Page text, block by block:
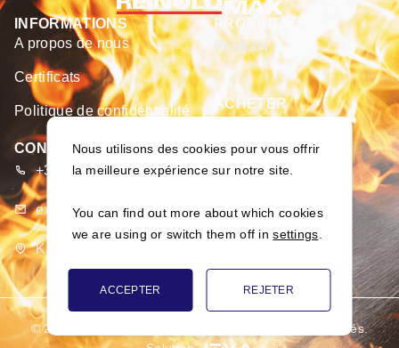
CONTACTS
+370 373 93 666
export@merseta.lt
K. Dulksnio g. 9, Narsiečių k., Kauno r., Lietuva
INFORMATIONS
A propos de nous
Certificats
Politique de confidentialité
PRODUITS
Produits
ACHETER
© 2026
SARL «MERSETA». Tous les droits sont réservés.
Nous utilisons des cookies pour vous offrir
la meilleure expérience sur notre site.
You can find out more about which cookies
we are using or switch them off insettings
ACCEPTER REJETER